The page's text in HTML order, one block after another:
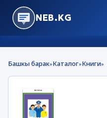
NEB.KG
Башкы барак»Каталог»Книги»